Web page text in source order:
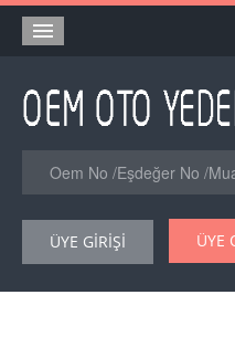
Orjinal Yedek Parça
Eşdeğer Muadil Yedek
Şase Numarası VIN
Hakkımızda
ÜYE GİRİŞİ ÜYE